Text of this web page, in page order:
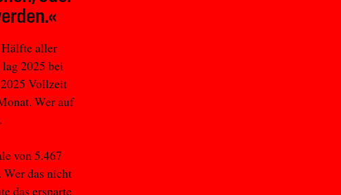
aller
2025 bei
Vollzeit
Wer auf
von 5.467
das nicht
das ersparte